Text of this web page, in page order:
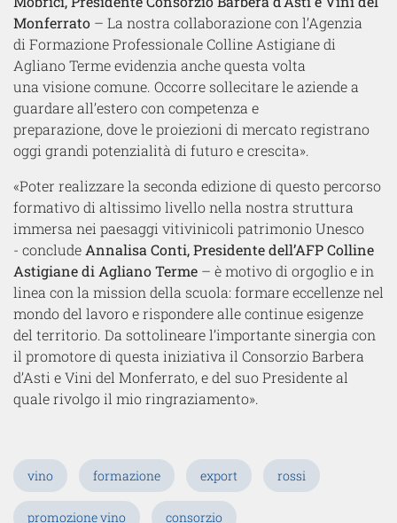
Monferrato – La nostra collaborazione con l’Agenzia
di Formazione Professionale Colline Astigiane di
Agliano Terme evidenzia anche questa volta
una visione comune. Occorre sollecitare le aziende a
guardare all’estero con competenza e
preparazione, dove le proiezioni di mercato registrano
oggi grandi potenzialità di futuro e crescita».
«Poter realizzare la seconda edizione di questo percorso
formativo di altissimo livello nella nostra struttura
immersa nei paesaggi vitivinicoli patrimonio Unesco
- concludeAnnalisa Conti, Presidente dell’AFP Colline
Astigiane di Agliano Terme – è motivo di orgoglio e in
linea con la mission della scuola: formare eccellenze nel
mondo del lavoro e rispondere alle continue esigenze
del territorio. Da sottolineare l’importante sinergia con
il promotore di questa iniziativa il Consorzio Barbera
d’Asti e Vini del Monferrato, e del suo Presidente al
quale rivolgo il mio ringraziamento».
vino formazione export rossi
promozione vino consorzio